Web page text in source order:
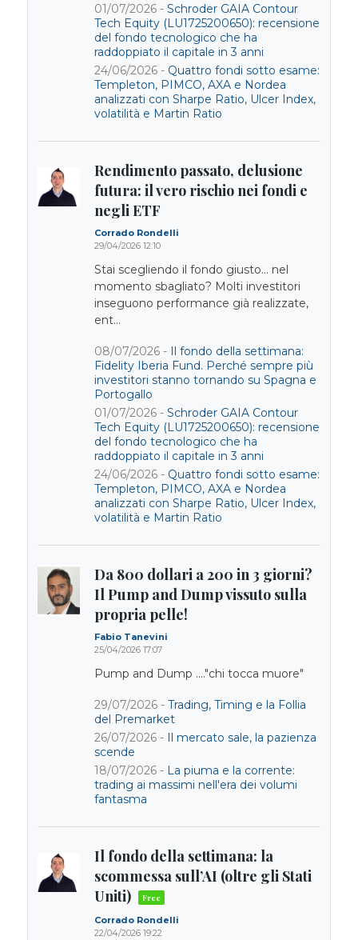
01/07/2026 - Schroder GAIA Contour
Tech Equity (LU1725200650): recensione
del fondo tecnologico che ha
raddoppiato il capitale in 3 anni
24/06/2026 - Quattro fondi sotto esame:
Templeton, PIMCO, AXA e Nordea
analizzati con Sharpe Ratio, Ulcer Index,
volatilità e Martin Ratio
Rendimento passato, delusione
futura: il vero rischio nei fondi e
negli ETF
Corrado Rondelli
29/04/2026 12:10
Stai scegliendo il fondo giusto… nel
momento sbagliato? Molti investitori
inseguono performance già realizzate,
ent...
08/07/2026 - Il fondo della settimana:
Fidelity Iberia Fund. Perché sempre più
investitori stanno tornando su Spagna e
Portogallo
01/07/2026 - Schroder GAIA Contour
Tech Equity (LU1725200650): recensione
del fondo tecnologico che ha
raddoppiato il capitale in 3 anni
24/06/2026 - Quattro fondi sotto esame:
Templeton, PIMCO, AXA e Nordea
analizzati con Sharpe Ratio, Ulcer Index,
volatilità e Martin Ratio
Da 800 dollari a 200 in 3 giorni?
Il Pump and Dump vissuto sulla
propria pelle!
Fabio Tanevini
25/04/2026 17:07
Pump and Dump ...."chi tocca muore"
29/07/2026 - Trading, Timing e la Follia
del Premarket
26/07/2026 - Il mercato sale, la pazienza
scende
18/07/2026 - La piuma e la corrente:
trading ai massimi nell'era dei volumi
fantasma
Il fondo della settimana: la
scommessa sull’AI (oltre gli Stati
Uniti)
Corrado Rondelli
22/04/2026 19:22